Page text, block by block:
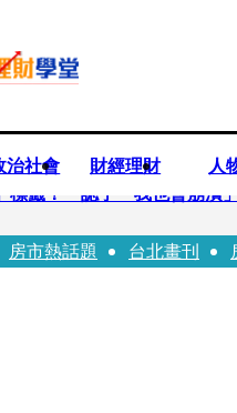
治社會 財經理財 人
標籤！ 認了「我也會崩潰
多布魯13年！ 罕談前夫「
房市熱話題 台北畫刊